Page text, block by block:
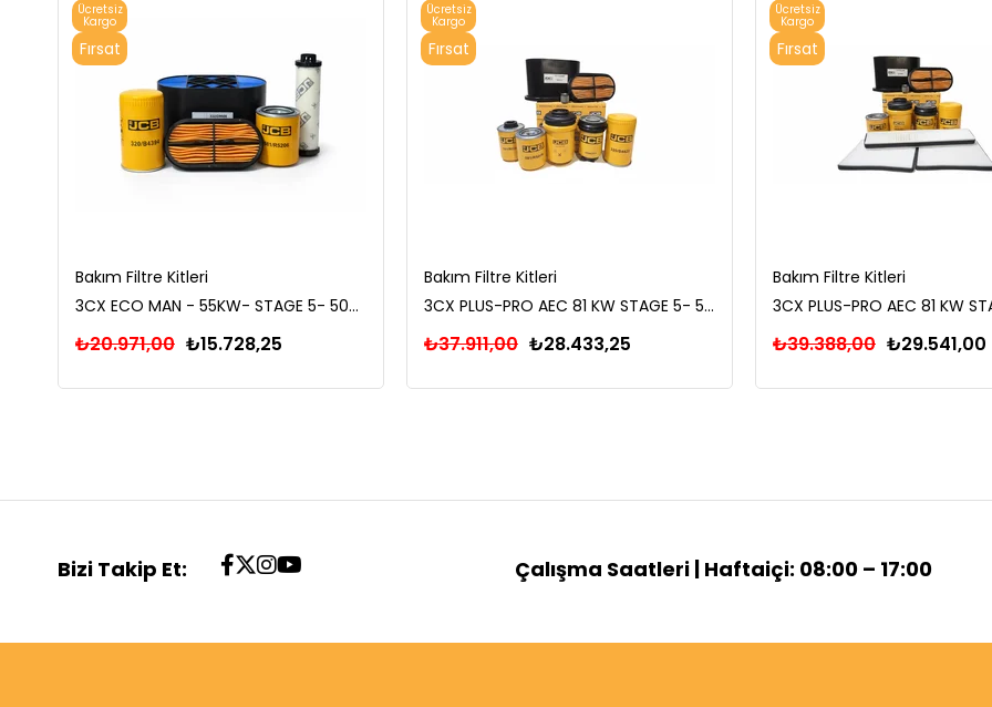
Bakım Filtre Kitleri
3CX ECO MAN - 55KW- STAGE 5- 500 SAAT FİLTRE BAKIM KİTİ
₺15.728,25
₺20.971,00
Ücretsiz
Kargo
Fırsat
Bakım Filtre Kitleri
3CX PLUS-PRO AEC 81 KW STAGE 5- 500 SAAT FİLTRE BAKIM KİTİ
₺28.433,25
₺37.911,00
Ücretsiz
Kargo
Fırsat
Bakım Filtre Kitleri
₺29.541,00
₺39.388,00
Ücretsiz
Kargo
Fırsat
Bizi Takip Et: Çalışma Saatleri | Haftaiçi: 08:00 – 17:00